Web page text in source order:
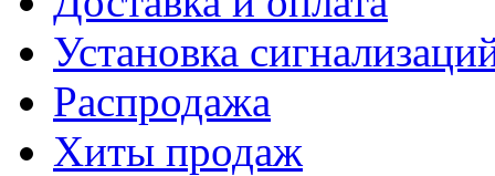
Установка
Распродажа
Хиты продаж